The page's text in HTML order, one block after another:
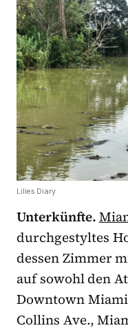
Lilies Diary
Unterkünfte.
durchgestyltes
dessen Zimmer
auf sowohl den
Downtown Miami
Collins Ave.,